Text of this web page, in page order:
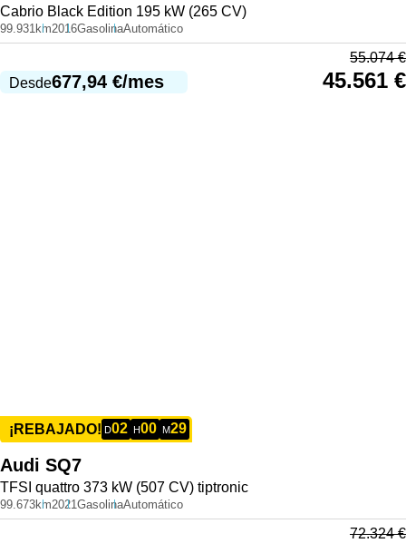
Cabrio Black Edition 195 kW (265 CV)
99.931km2016GasolinaAutomático
Desde677,94 €/mes
55.074€
45.561 €
¡REBAJADO! D02 H00 M29
Audi SQ7
TFSI quattro 373 kW (507 CV) tiptronic
99.673km2021GasolinaAutomático
72.324€